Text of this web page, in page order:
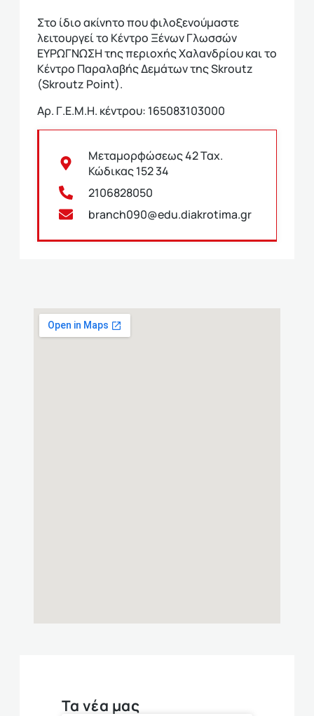
Στο ίδιο ακίνητο που φιλοξενούμαστε
λειτουργεί το Κέντρο Ξένων Γλωσσών
ΕΥΡΩΓΝΩΣΗ της περιοχής Χαλανδρίου και το
Κέντρο Παραλαβής Δεμάτων της Skroutz
(Skroutz Point).
Αρ. Γ.Ε.Μ.Η. κέντρου: 165083103000
Μεταμορφώσεως 42 Ταχ.
Κώδικας 152 34
2106828050
branch090@edu.diakrotima.gr
Τα νέα μας